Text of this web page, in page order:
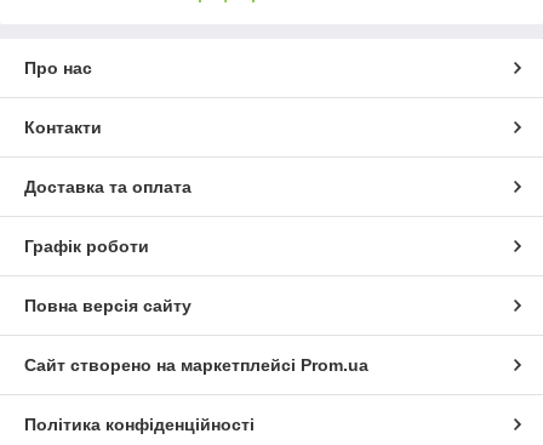
Про нас
Контакти
Доставка та оплата
Графік роботи
Повна версія сайту
Сайт створено на маркетплейсі Prom.ua
Політика конфіденційності